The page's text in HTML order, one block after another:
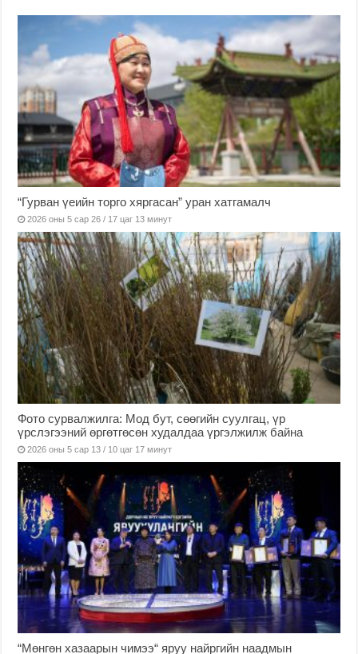
“Гурван үеийн торго хяргасан” уран хатгамалч
2026 оны 5 сар 26 / 17 цаг 13 минут
Фото сурвалжилга: Мод бут, сөөгийн суулгац, үр
үрслэгээний өргөтгөсөн худалдаа үргэлжилж байна
2026 оны 5 сар 13 / 10 цаг 17 минут
“Мөнгөн хазаарын чимээ“ яруу найргийн наадмын